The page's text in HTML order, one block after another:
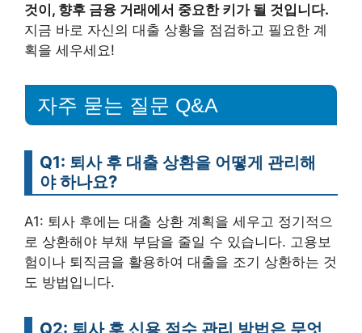
것이, 향후 금융 거래에서 중요한 키가 될 것입니다.
지금 바로 자신의 대출 상황을 점검하고 필요한 계
획을 세우세요!
자주 묻는 질문 Q&A
Q1: 퇴사 후 대출 상환을 어떻게 관리해
야 하나요?
A1: 퇴사 후에는 대출 상환 계획을 세우고 정기적으
로 상환해야 부채 부담을 줄일 수 있습니다. 고용보
험이나 퇴직금을 활용하여 대출을 조기 상환하는 것
도 방법입니다.
Q2: 퇴사 후 신용 점수 관리 방법은 무엇